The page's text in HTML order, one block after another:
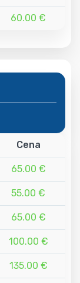
60.00 €
Cena
65.00 €
55.00 €
65.00 €
100.00 €
135.00 €